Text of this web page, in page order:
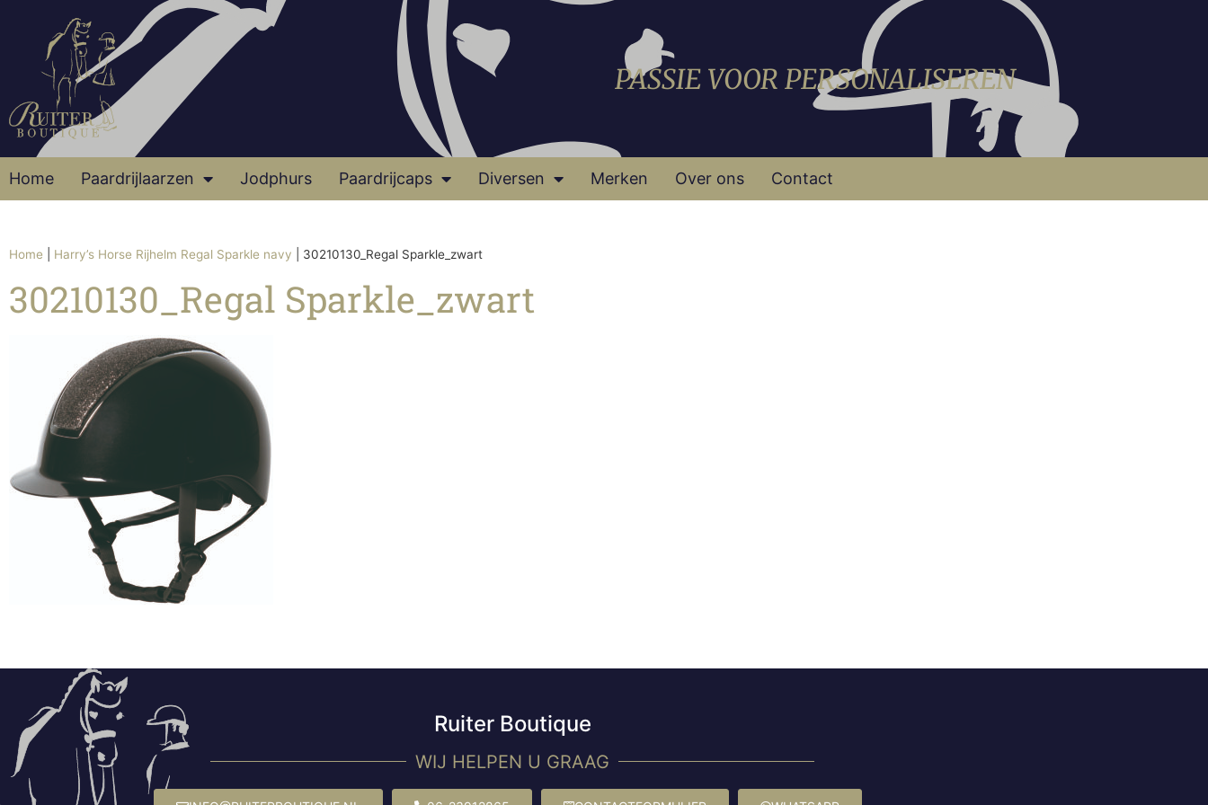
PASSIE VOOR PERSONALISEREN
Home Paardrijlaarzen Jodphurs Paardrijcaps Diversen Merken Over ons Contact
Home Harry’s Horse Rijhelm Regal Sparkle navy 30210130_Regal Sparkle_zwart
30210130_Regal Sparkle_zwart
Ruiter Boutique
WIJ HELPEN U GRAAG